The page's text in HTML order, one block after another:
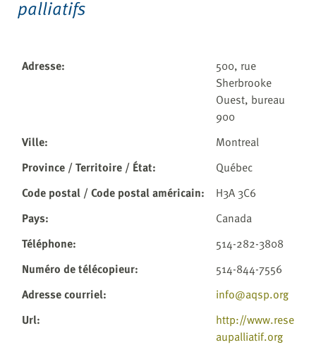
palliatifs
Adresse:
500, rue
Sherbrooke
Ouest, bureau
900
Ville:
Montreal
Province / Territoire / État:
Québec
Code postal / Code postal américain:
H3A 3C6
Pays:
Canada
Téléphone:
514-282-3808
Numéro de télécopieur:
514-844-7556
Adresse courriel:
info@aqsp.org
Url:
http://www.rese
aupalliatif.org